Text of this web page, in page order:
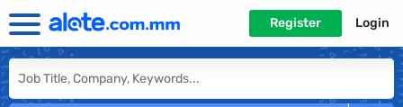
Register Login